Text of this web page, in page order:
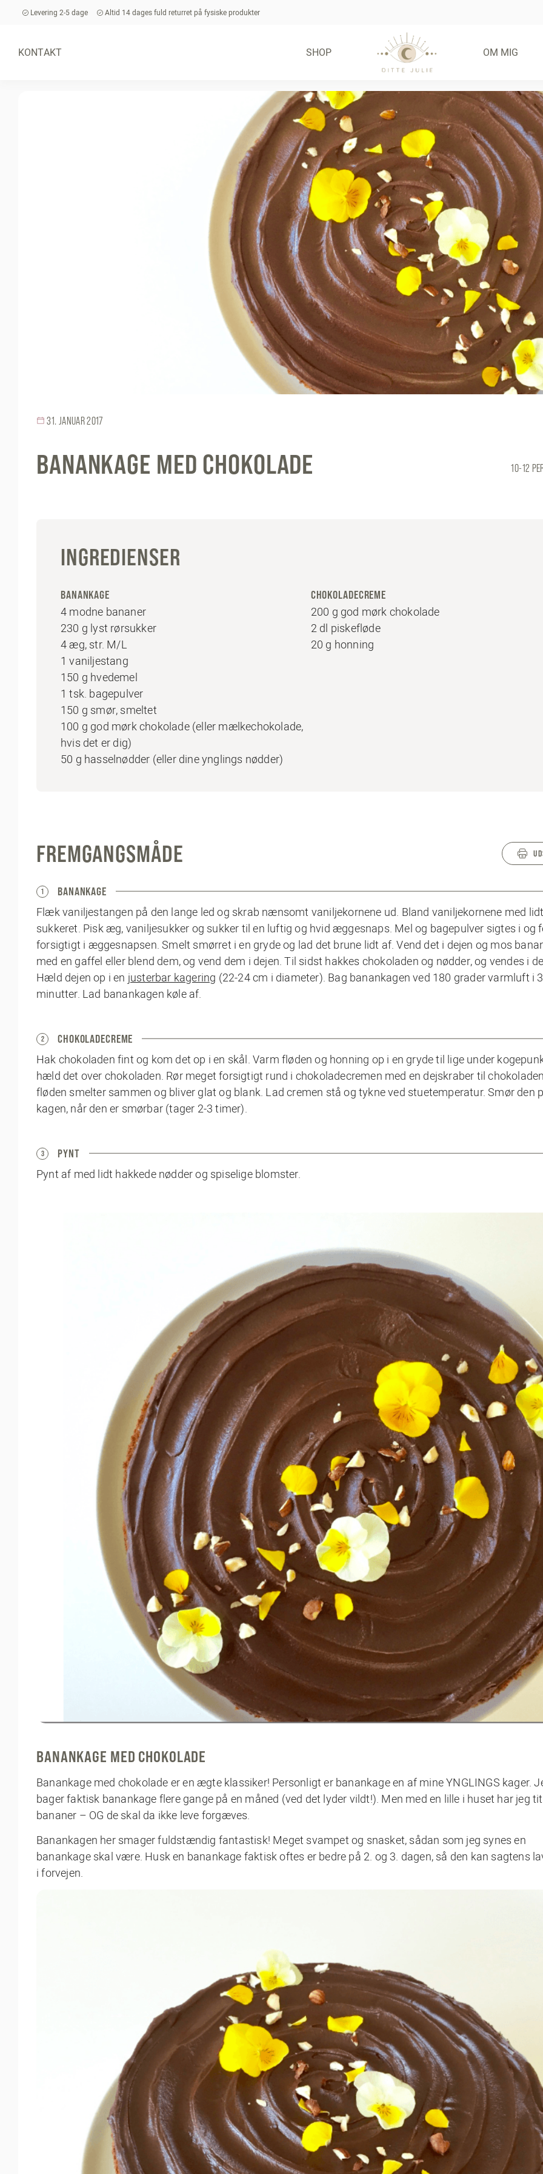
Levering 2-5 dage Altid 14 dages fuld returret på fysiske produkter
KONTAKT SHOP OM MIG
31. JANUAR 2017
BANANKAGE MED CHOKOLADE 10-12
INGREDIENSER
BANANKAGE
4 modne bananer
230 g lyst rørsukker
4 æg, str. M/L
1 vaniljestang
150 g hvedemel
1 tsk. bagepulver
150 g smør, smeltet
100 g god mørk chokolade (eller mælkechokolade,
hvis det er dig)
50 g hasselnødder (eller dine ynglings nødder)
CHOKOLADECREME
200 g god mørk chokolade
2 dl piskefløde
20 g honning
FREMGANGSMÅDE
1 BANANKAGE
Flæk vaniljestangen på den lange led og skrab nænsomt vaniljekornene ud. Bland vaniljekornene med
sukkeret. Pisk æg, vaniljesukker og sukker til en luftig og hvid æggesnaps. Mel og bagepulver sigtes i og
forsigtigt i æggesnapsen. Smelt smørret i en gryde og lad det brune lidt af. Vend det i dejen og mos
med en gaffel eller blend dem, og vend dem i dejen. Til sidst hakkes chokoladen og nødder, og vendes i
Hæld dejen op i en justerbar kagering (22-24 cm i diameter). Bag banankagen ved 180 grader varmluft i
minutter. Lad banankagen køle af.
2 CHOKOLADECREME
Hak chokoladen fint og kom det op i en skål. Varm fløden og honning op i en gryde til lige under
hæld det over chokoladen. Rør meget forsigtigt rund i chokoladecremen med en dejskraber til
fløden smelter sammen og bliver glat og blank. Lad cremen stå og tykne ved stuetemperatur. Smør den
kagen, når den er smørbar (tager 2-3 timer).
3 PYNT
Pynt af med lidt hakkede nødder og spiselige blomster.
BANANKAGE MED CHOKOLADE
Banankage med chokolade er en ægte klassiker! Personligt er banankage en af mine YNGLINGS kager.
bager faktisk banankage flere gange på en måned (ved det lyder vildt!). Men med en lille i huset har jeg
bananer – OG de skal da ikke leve forgæves.
Banankagen her smager fuldstændig fantastisk! Meget svampet og snasket, sådan som jeg synes en
banankage skal være. Husk en banankage faktisk oftes er bedre på 2. og 3. dagen, så den kan sagtens
i forvejen.
FRIE FRISTELSER –
GLUTENFRIE BOLLER
(E-BOG)
55,00KR.
KØB